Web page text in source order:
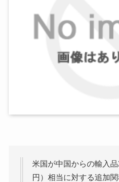
米国が中国からの輸入
円）相当に対する追加